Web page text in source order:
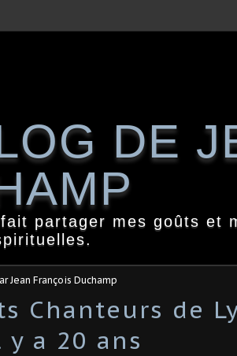
DE
partager mes goûts et
Jean François Duchamp
Chanteurs de
a 20 ans